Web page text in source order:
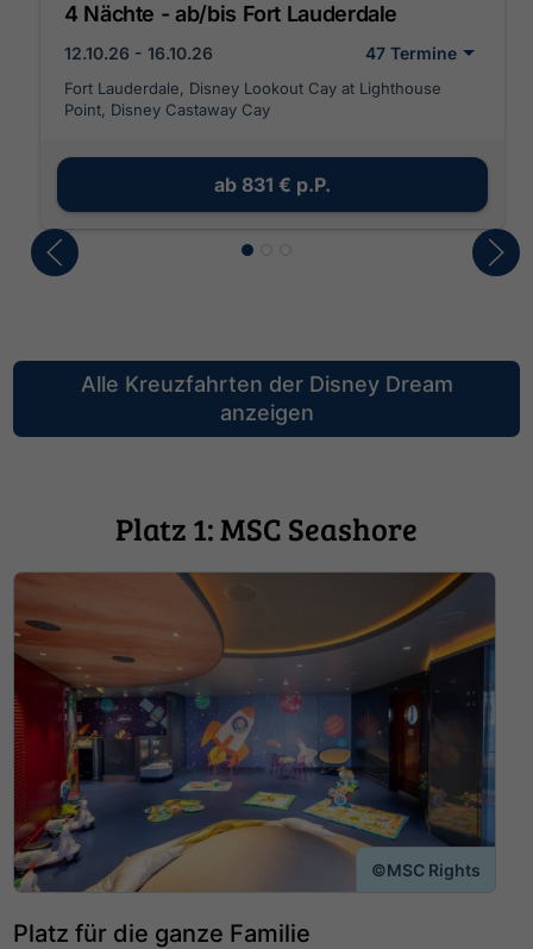
4 Nächte - ab/bis Fort Lauderdale
12.10.26 - 16.10.26 47 Termine
Fort Lauderdale, Disney Lookout Cay at Lighthouse
Point, Disney Castaway Cay
ab 831 € p.P.
Alle Kreuzfahrten der Disney Dream
anzeigen
Platz 1: MSC Seashore
©MSC Rights
Platz für die ganze Familie